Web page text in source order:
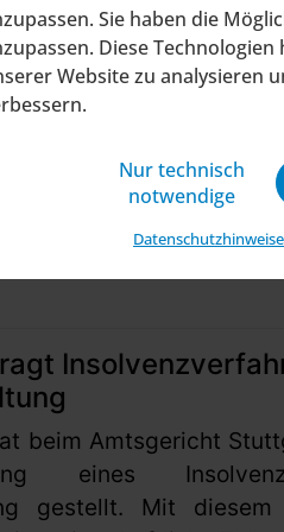
Sie haben die
Diese
Website zu analysieren
Nur technisch
notwendige
Datenschutzhinweise
vielseitigen
beim Amtsgericht
eines
gestellt. Mit